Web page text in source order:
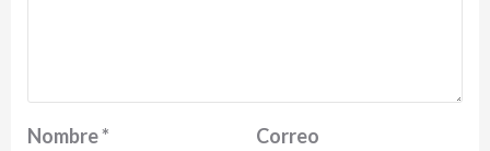
Nombre*
Correo